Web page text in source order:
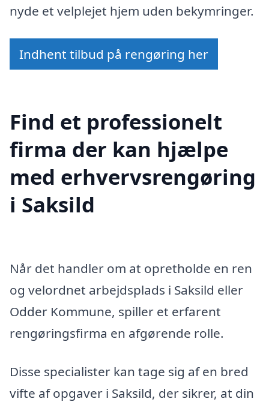
nyde et velplejet hjem uden bekymringer.
Indhent tilbud på rengøring her
Find et professionelt
firma der kan hjælpe
med erhvervsrengøring
i Saksild
Når det handler om at opretholde en ren
og velordnet arbejdsplads i Saksild eller
Odder Kommune, spiller et erfarent
rengøringsfirma en afgørende rolle.
Disse specialister kan tage sig af en bred
vifte af opgaver i Saksild, der sikrer, at din